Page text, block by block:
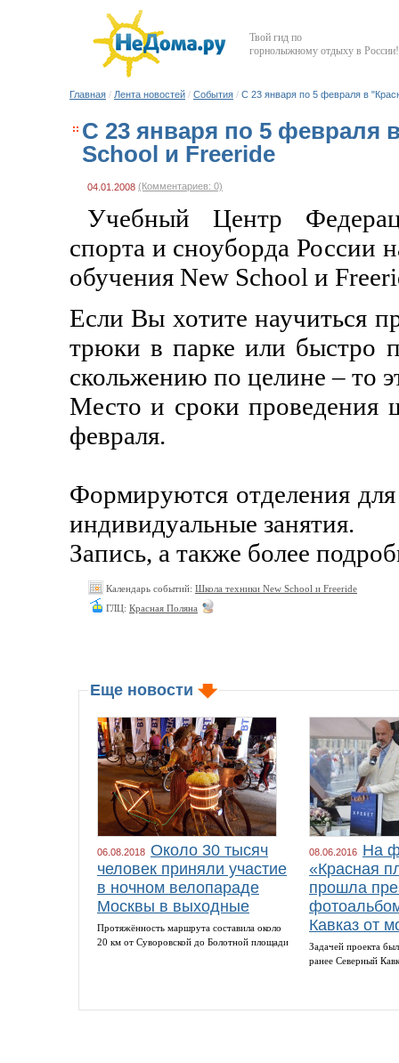
Твой гид по
горнолыжному отдыху в России!
Главная / Лента новостей / События / С 23 января по 5 февраля в
С 23 января по 5 февраля
School и Freeride
04.01.2008 (Комментариев: 0)
Учебный Центр
спорта и сноуборда России
обучения New School и
Если Вы хотите научиться
трюки в парке или быстро
скольжению по целине – то
Место и сроки проведения
февраля.
Формируются отделения
индивидуальные занятия.
Запись, а также более
Календарь событий: Школа техники New School и Freeride
ГЛЦ: Красная Поляна
Еще новости
06.08.2018 Около 30 тысяч
человек приняли участие
в ночном велопараде
Москвы в выходные
Протяжённость маршрута составила около
20 км от Суворовской до Болотной площади
08.06.2016 На
«Красная
прошла
Кавказ от
Задачей проекта
ранее Северный